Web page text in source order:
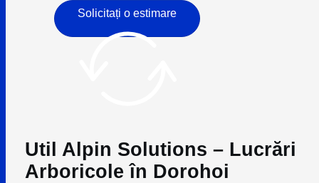
Solicitați o estimare
Util Alpin Solutions – Lucrări
Arboricole în Dorohoi